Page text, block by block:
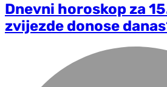
Dnevni horoskop za
zvijezde donose